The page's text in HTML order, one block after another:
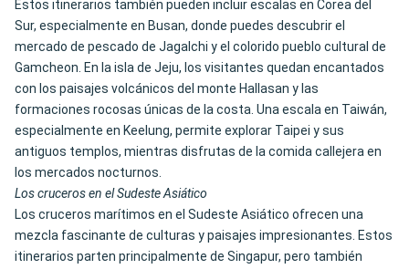
Estos itinerarios también pueden incluir escalas en Corea del
Sur, especialmente en Busan, donde puedes descubrir el
mercado de pescado de Jagalchi y el colorido pueblo cultural de
Gamcheon. En la isla de Jeju, los visitantes quedan encantados
con los paisajes volcánicos del monte Hallasan y las
formaciones rocosas únicas de la costa. Una escala en Taiwán,
especialmente en Keelung, permite explorar Taipei y sus
antiguos templos, mientras disfrutas de la comida callejera en
los mercados nocturnos.
Los cruceros en el Sudeste Asiático
Los cruceros marítimos en el Sudeste Asiático ofrecen una
mezcla fascinante de culturas y paisajes impresionantes. Estos
itinerarios parten principalmente de Singapur, pero también